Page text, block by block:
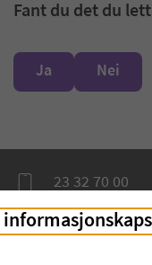
Fant du det du
Ja Nei